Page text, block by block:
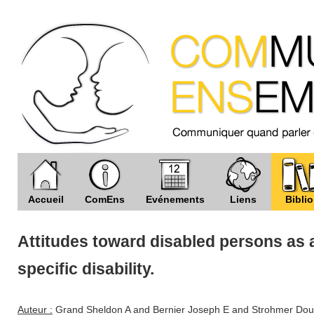
Accueil ComEns Evénements Liens Biblio
Attitudes toward disabled persons
specific disability.
Auteur : Grand Sheldon A and Bernier Joseph E and Strohmer